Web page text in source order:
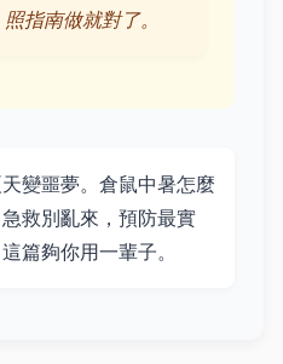
指南做就對了。
變噩夢。倉鼠中暑怎麼
救別亂來，預防最實
篇夠你用一輩子。